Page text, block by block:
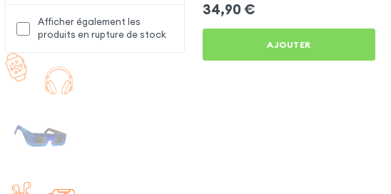
Afficher également les
produits en rupture de stock
34,90 €
AJOUTER